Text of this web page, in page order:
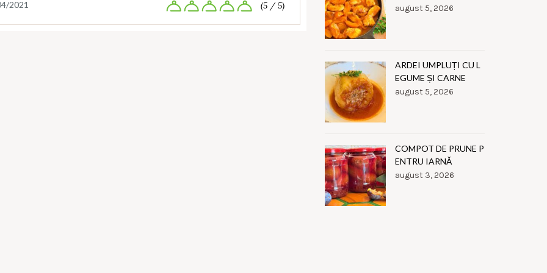
2021 (5 / 5) august 5, 2026
ARDEI UMPLUȚI CU L
EGUME ȘI CARNE
august 5, 2026
COMPOT DE PRUNE P
ENTRU IARNĂ
august 3, 2026